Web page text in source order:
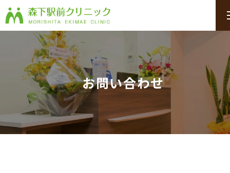
お問い合わせ